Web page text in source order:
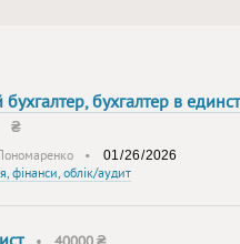
бухгалтер, бухгалтер в
₴
•
фінанси, облік/аудит